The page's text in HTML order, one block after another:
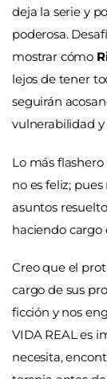
deja la serie y
poderosa.
mostrar cómo
lejos de tener
seguirán
vulnerabilidad
Lo más
no es feliz;
asuntos
haciendo cargo
Creo que el
cargo de sus
ficción y nos
VIDA REAL es
necesita,